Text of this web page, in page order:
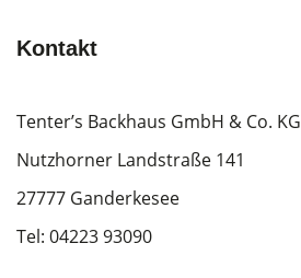
Kontakt
Tenter’s Backhaus GmbH & Co. KG
Nutzhorner Landstraße 141
27777 Ganderkesee
Tel: 04223 93090